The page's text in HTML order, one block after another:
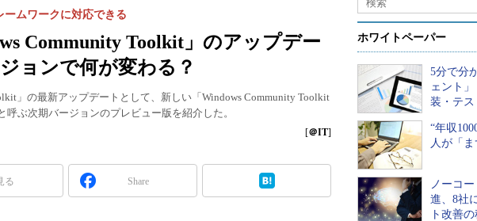
Database Expert
Linux ＆ OSS
Master of IP Network
Security & Trust
Community Toolkit」のアップデー
ョンで何が変わる？
ムワークに対応できる
」の最新アップデートとして、新しい「Windows Community Toolkit
ぶ次期バージョンのプレビュー版を紹介した。
[＠IT]
る Share
ホワイトペーパー
5分で分
ェント
装・テ
“年収
人が「
ノーコ
進、8社
ト改善